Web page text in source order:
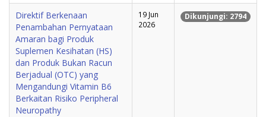
Direktif Berkenaan
Penambahan Pernyataan
Amaran bagi Produk
Suplemen Kesihatan (HS)
dan Produk Bukan Racun
Berjadual (OTC) yang
Mengandungi Vitamin B6
Berkaitan Risiko Peripheral
Neuropathy
19 Jun
2026
Dikunjungi: 2794